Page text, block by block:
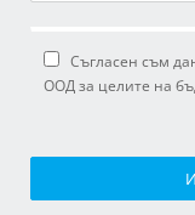
Съгласен съм
ООД за целите на